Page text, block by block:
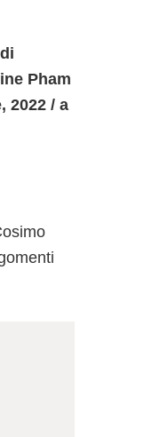
Pham
2022 / a